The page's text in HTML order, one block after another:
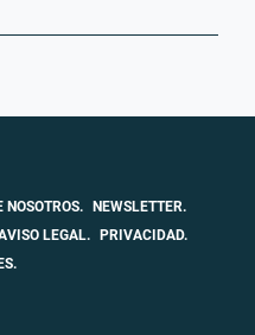
NOSOTROS.
NEWSLETTER.
LEGAL.
PRIVACIDAD.